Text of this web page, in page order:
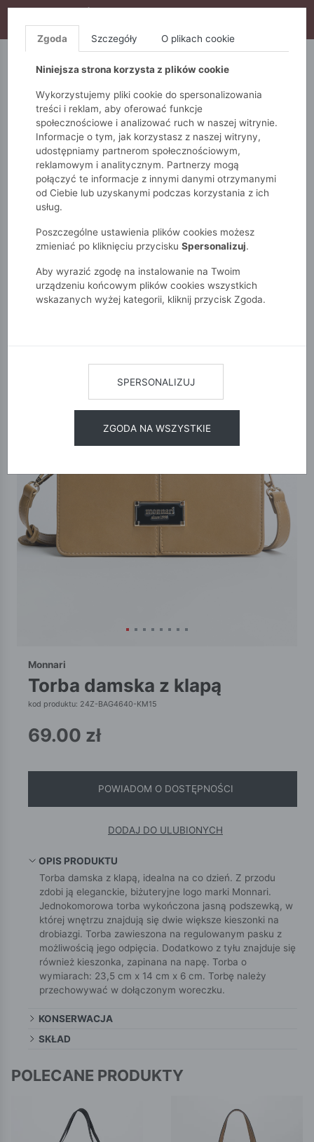
S10), DODATKOWE 15% ZA 3SZT (KOD: S15)
5.10.15. QUIOSQUE
Monnari Torby
Na co dzień
Torba damska z klapą
Monnari
torba damska z klapą
kod produktu: 24Z-BAG4640-KM15
69.00 zł
POWIADOM O DOSTĘPNOŚCI
DODAJ DO ULUBIONYCH
OPIS PRODUKTU
Torba damska z klapą, idealna na co dzień. Z przodu
zdobi ją eleganckie, biżuteryjne logo marki Monnari.
Jednokomorowa torba wykończona jasną podszewką, w
której wnętrzu znajdują się dwie większe kieszonki na
drobiazgi. Torba zawieszona na regulowanym pasku z
możliwością jego odpięcia. Dodatkowo z tyłu znajduje się
również kieszonka, zapinana na napę. Torba o
wymiarach: 23,5 cm x 14 cm x 6 cm. Torbę należy
przechowywać w dołączonym woreczku.
KONSERWACJA
SKŁAD
POLECANE PRODUKTY
Zgoda Szczegóły O plikach cookie
Niniejsza strona korzysta z plików cookie
Wykorzystujemy pliki cookie do spersonalizowania
treści i reklam, aby oferować funkcje
społecznościowe i analizować ruch w naszej witrynie.
Informacje o tym, jak korzystasz z naszej witryny,
udostępniamy partnerom społecznościowym,
reklamowym i analitycznym. Partnerzy mogą
połączyć te informacje z innymi danymi otrzymanymi
od Ciebie lub uzyskanymi podczas korzystania z ich
usług.
Poszczególne ustawienia plików cookies możesz
zmieniać po kliknięciu przycisku Spersonalizuj.
Aby wyrazić zgodę na instalowanie na Twoim
urządzeniu końcowym plików cookies wszystkich
wskazanych wyżej kategorii, kliknij przycisk Zgoda.
SPERSONALIZUJ
ZGODA NA WSZYSTKIE